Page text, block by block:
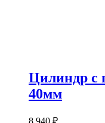
Цилиндр с
40мм